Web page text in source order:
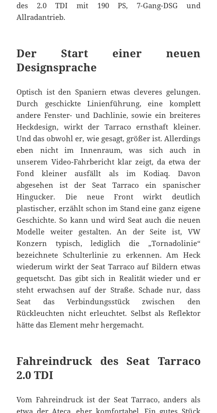
des 2.0 TDI mit 190 PS, 7-Gang-DSG und
Allradantrieb.
Der Start einer neuen
Designsprache
Optisch ist den Spaniern etwas cleveres gelungen.
Durch geschickte Linienführung, eine komplett
andere Fenster- und Dachlinie, sowie ein breiteres
Heckdesign, wirkt der Tarraco ernsthaft kleiner.
Und das obwohl er, wie gesagt, größer ist. Allerdings
eben nicht im Innenraum, was sich auch in
unserem Video-Fahrbericht klar zeigt, da etwa der
Fond kleiner ausfällt als im Kodiaq. Davon
abgesehen ist der Seat Tarraco ein spanischer
Hingucker. Die neue Front wirkt deutlich
plastischer, erzählt schon im Stand eine ganz eigene
Geschichte. So kann und wird Seat auch die neuen
Modelle weiter gestalten. An der Seite ist, VW
Konzern typisch, lediglich die „Tornadolinie“
bezeichnete Schulterlinie zu erkennen. Am Heck
wiederum wirkt der Seat Tarraco auf Bildern etwas
gequetscht. Das gibt sich in Realität wieder und er
steht erwachsen auf der Straße. Schade nur, dass
Seat das Verbindungsstück zwischen den
Rückleuchten nicht erleuchtet. Selbst als Reflektor
hätte das Element mehr hergemacht.
Fahreindruck des Seat Tarraco
2.0 TDI
Vom Fahreindruck ist der Seat Tarraco, anders als